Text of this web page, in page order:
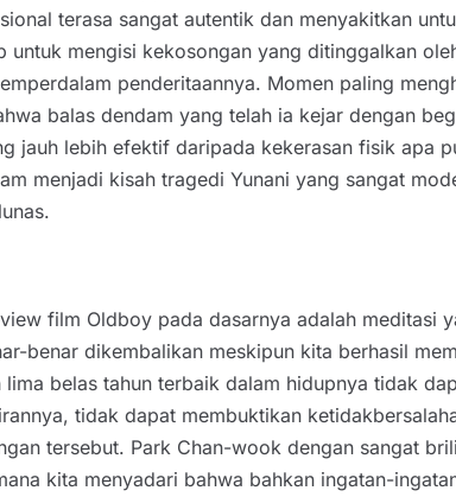
terasa sangat autentik dan menyakitkan
mengisi kekosongan yang ditinggalkan
penderitaannya. Momen paling
balas dendam yang telah ia kejar dengan
jauh lebih efektif daripada kekerasan fisik apa
menjadi kisah tragedi Yunani yang sangat
film Oldboy pada dasarnya adalah meditasi
benar dikembalikan meskipun kita berhasil
belas tahun terbaik dalam hidupnya tidak
tidak dapat membuktikan
tersebut. Park Chan-wook dengan sangat
kita menyadari bahwa bahkan ingatan-